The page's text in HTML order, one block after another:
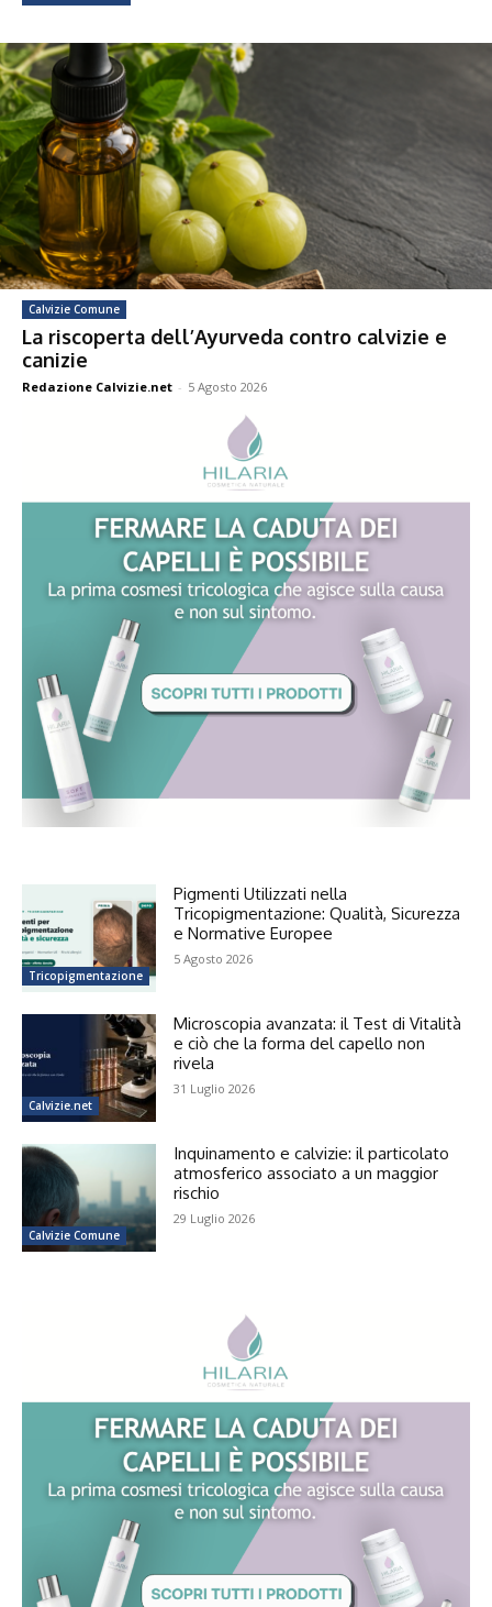
Calvizie Comune
La riscoperta dell’Ayurveda contro calvizie e
canizie
Redazione Calvizie.net - 5 Agosto 2026
Tricopigmentazione
Pigmenti Utilizzati nella
Tricopigmentazione: Qualità, Sicurezza
e Normative Europee
5 Agosto 2026
Calvizie.net
Microscopia avanzata: il Test di Vitalità
e ciò che la forma del capello non
rivela
31 Luglio 2026
Calvizie Comune
Inquinamento e calvizie: il particolato
atmosferico associato a un maggior
rischio
29 Luglio 2026